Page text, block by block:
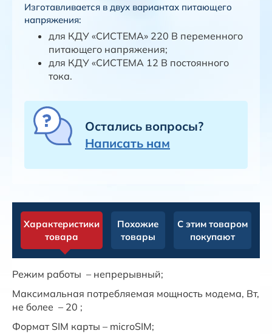
Изготавливается в двух вариантах питающего
напряжения:
для КДУ «СИСТЕМА» 220 B переменного
питающего напряжения;
для КДУ «СИСТЕМА 12 В постоянного
тока.
Остались вопросы?
Написать нам
Характеристики
товара
Похожие
товары
С этим товаром
покупают
Режим работы – непрерывный;
Максимальная потребляемая мощность модема, Вт,
не более – 20 ;
Формат SIM карты – microSIM;